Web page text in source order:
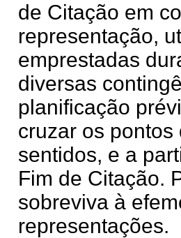
de Citação em
representação,
emprestadas
diversas
planificação
cruzar os
sentidos, e a
Fim de Citação.
sobreviva à
representações.